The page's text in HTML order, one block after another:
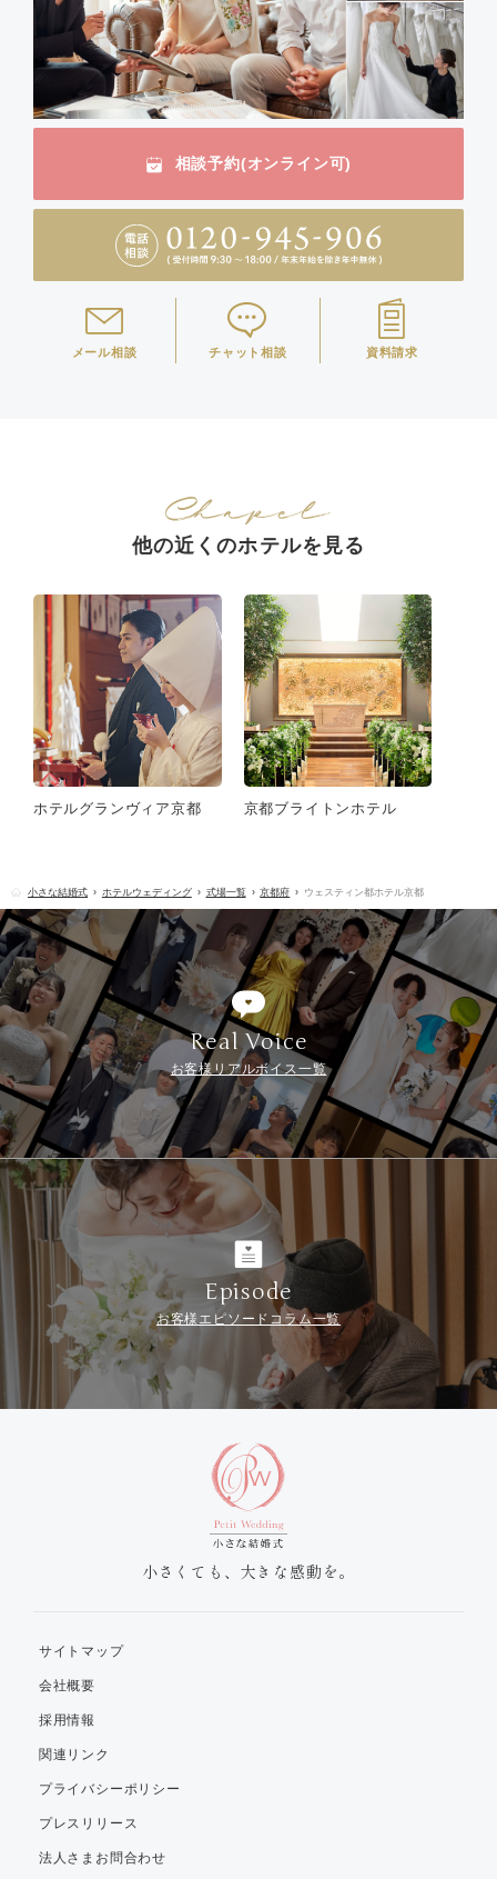
相談予約(オンライン可)
メール相談 チャット相談 資料請求
他の近くのホテルを見る
ホテルグランヴィア京都 京都ブライトンホテル
小さな結婚式 ホテルウェディング 式場一覧 京都府 ウェスティン都ホテル京都
Real Voice
お客様リアルボイス一覧
Episode
お客様エピソードコラム一覧
小さくても、大きな感動を。
サイトマップ
会社概要
採用情報
関連リンク
プライバシーポリシー
プレスリリース
法人さまお問合わせ